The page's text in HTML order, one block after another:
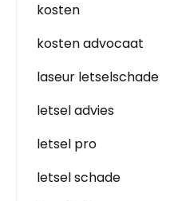
kosten
kosten advocaat
laseur letselschade
letsel advies
letsel pro
letsel schade